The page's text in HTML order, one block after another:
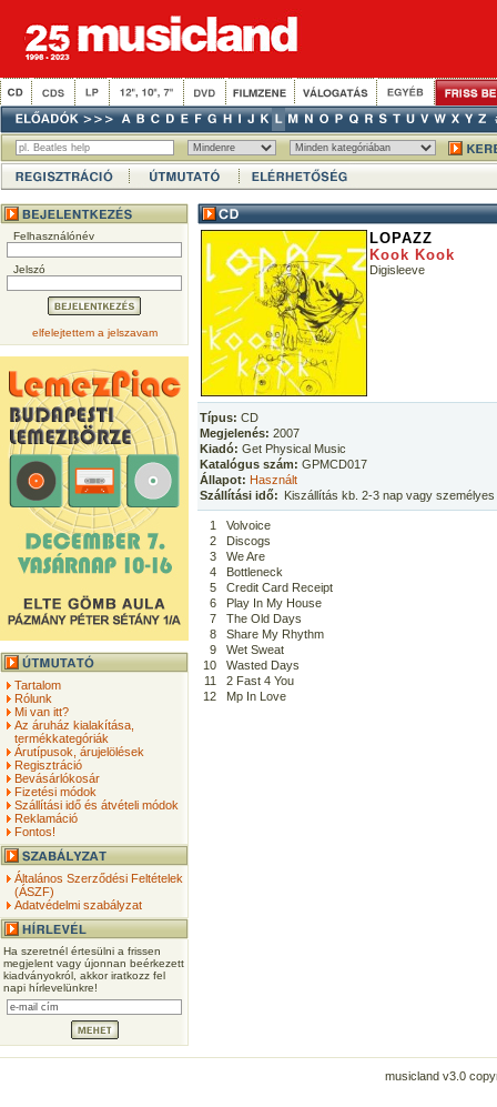
Felhasználónév
Jelszó
elfelejtettem a jelszavam
Tartalom
Rólunk
Mi van itt?
Az áruház kialakítása,
termékkategóriák
Árutípusok, árujelölések
Regisztráció
Bevásárlókosár
Fizetési módok
Szállítási idő és átvételi módok
Reklamáció
Fontos!
Általános Szerződési Feltételek
(ÁSZF)
Adatvédelmi szabályzat
Ha szeretnél értesülni a frissen
megjelent vagy újonnan beérkezett
kiadványokról, akkor iratkozz fel
napi hírlevelünkre!
LOPAZZ
Kook Kook
Digisleeve
Típus: CD
Megjelenés: 2007
Kiadó: Get Physical Music
Katalógus szám: GPMCD017
Állapot: Használt
Szállítási idő: Kiszállítás kb. 2-3 nap vagy
1
Volvoice
2
Discogs
3
We Are
4
Bottleneck
5
Credit Card Receipt
6
Play In My House
7
The Old Days
8
Share My Rhythm
9
Wet Sweat
10
Wasted Days
11
2 Fast 4 You
12
Mp In Love
musicland v3.0